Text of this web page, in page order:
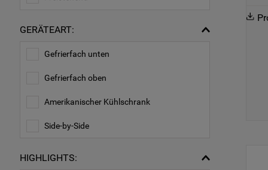
GERÄTEART:
Gefrierfach unten
Gefrierfach oben
Amerikanischer Kühlschrank
Side-by-Side
HIGHLIGHTS: